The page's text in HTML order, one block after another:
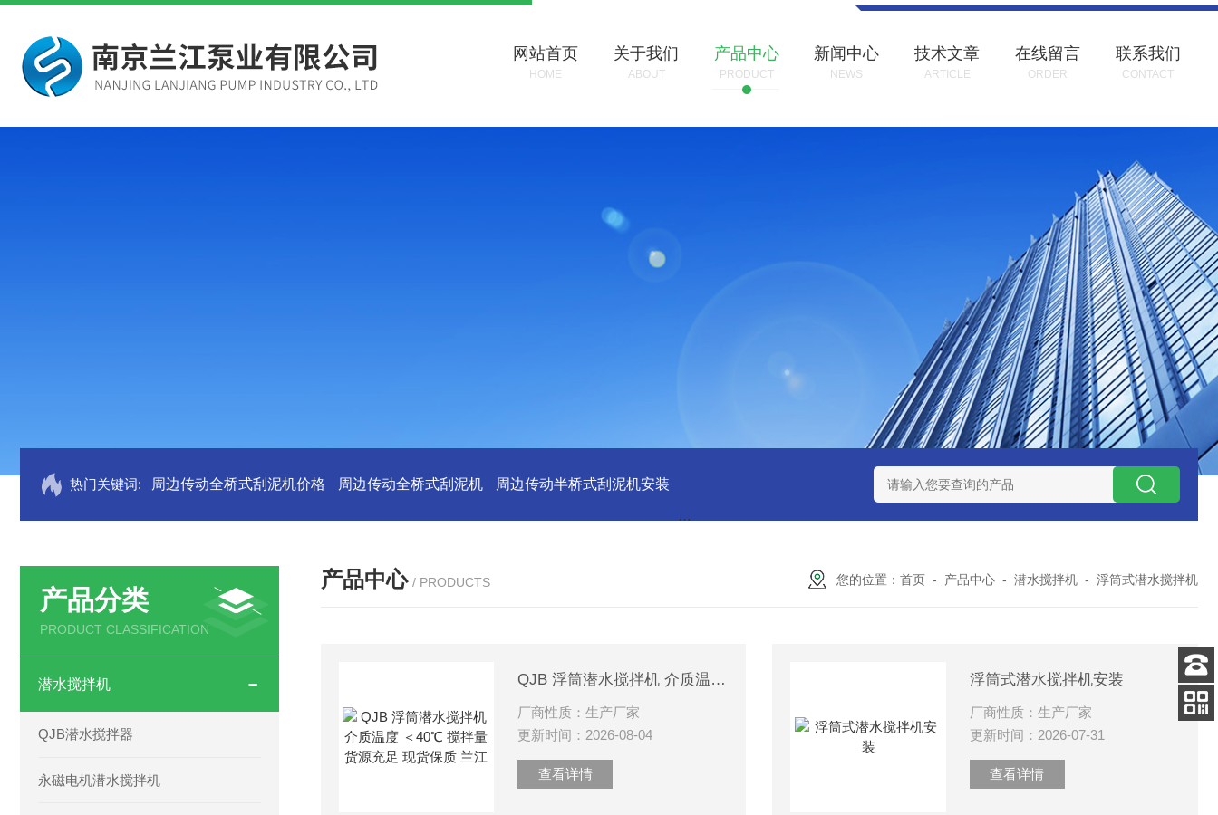
网站首页
HOME
关于我们
ABOUT
产品中心
PRODUCT
新闻中心
NEWS
技术文章
ARTICLE
在线留言
ORDER
联系我们
CONTACT
热门关键词: 周边传动全桥式刮泥机价格 周边传动全桥式刮泥机 周边传动半桥式刮泥机安装 周边传动半桥式刮泥机选型 周边传动半桥式刮泥机
产品分类
PRODUCT CLASSIFICATION
潜水搅拌机
QJB潜水搅拌器
永磁电机潜水搅拌机
产品中心 / PRODUCTS 您的位置： 首页 - 产品中心 - 潜水搅拌机 - 浮筒式潜水搅拌机
QJB 浮筒潜水搅拌机 介质温度 ＜40℃ 搅拌量 货源充足 现货保质 兰江
厂商性质：生产厂家
更新时间：2026-08-04
查看详情
浮筒式潜水搅拌机安装
厂商性质：生产厂家
更新时间：2026-07-31
查看详情
客服
电话